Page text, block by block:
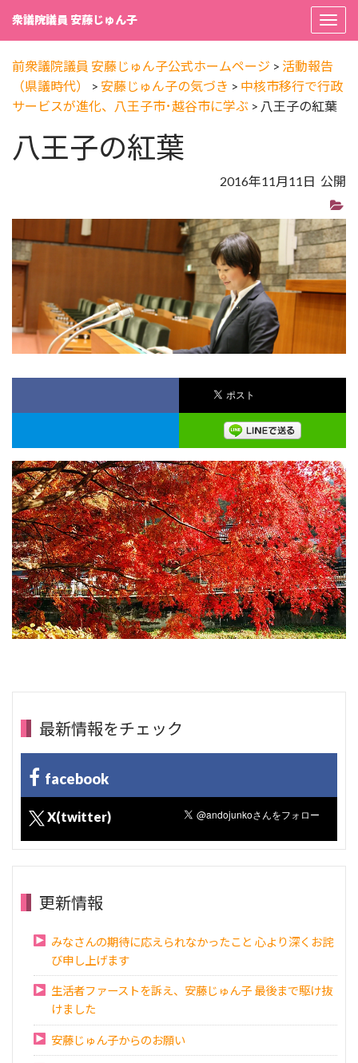
衆議院議員 安藤じゅん子
前衆議院議員 安藤じゅん子公式ホームページ > 活動報告
（県議時代）
> 安藤じゅん子の気づき > 中核市移行で行政
サービスが進化、八王子市･越谷市に学ぶ > 八王子の紅葉
八王子の紅葉
2016年11月11日 公開
最新情報をチェック
facebook
X(twitter)
更新情報
みなさんの期待に応えられなかったこと 心より深くお詫
び申し上げます
生活者ファーストを訴え、安藤じゅん子 最後まで駆け抜
けました
安藤じゅん子からのお願い